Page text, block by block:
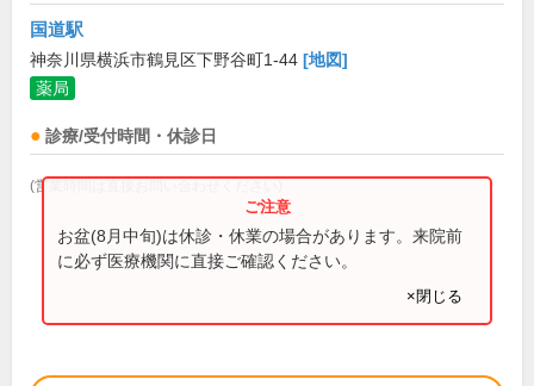
国道駅
神奈川県横浜市鶴見区下野谷町1-44 [地図]
薬局
診療/受付時間・休診日
(営業時間は直接お問い合わせください)
お盆(8月中旬)は休診・休業の場合があります。来院前
に必ず医療機関に直接ご確認ください。
×閉じる